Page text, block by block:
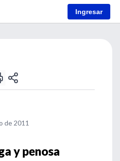
Ingresar
de 2011
y penosa